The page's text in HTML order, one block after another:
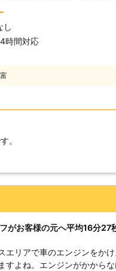
恐れがあります。そのため
もしも車のバッテリー切れが起きたとき
ックキャット」におまかせください
充電がなくなったから 車の
気を利用して動きだすので
ます。 またエンジンだけではなくカーナビ
365日で対応可能！突然の事態にも
際に運転をしようとしたそ
そんなときこそ、弊社「株式会社クイッ
、車のバッテリーが上がっ
し
時間対応
。
がお客様の元へ平均16分27
エリアで車のエンジンをか
すよね。エンジンがかから